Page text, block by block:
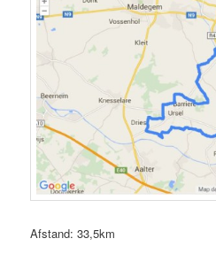
Afstand: 33,5km